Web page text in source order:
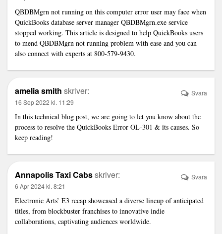
QBDBMgrn not running on this computer error user may face when
QuickBooks database server manager QBDBMgrn.exe service
stopped working. This article is designed to help QuickBooks users
to mend QBDBMgrn not running problem with ease and you can
also connect with experts at 800-579-9430.
amelia smith skriver:
16 Sep 2022 kl. 11:29
In this technical blog post, we are going to let you know about the
process to resolve the QuickBooks Error OL-301 & its causes. So
keep reading!
Svara
Annapolis Taxi Cabsskriver:
6 Apr 2024 kl. 8:21
Electronic Arts’ E3 recap showcased a diverse lineup of anticipated
titles, from blockbuster franchises to innovative indie
collaborations, captivating audiences worldwide.
Svara